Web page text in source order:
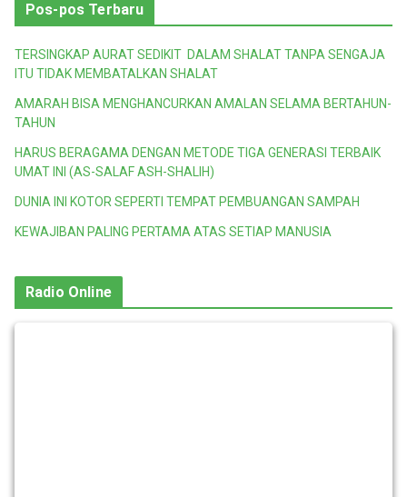
Pos-pos Terbaru
TERSINGKAP AURAT SEDIKIT DALAM SHALAT TANPA SENGAJA
ITU TIDAK MEMBATALKAN SHALAT
AMARAH BISA MENGHANCURKAN AMALAN SELAMA BERTAHUN-
TAHUN
HARUS BERAGAMA DENGAN METODE TIGA GENERASI TERBAIK
UMAT INI (AS-SALAF ASH-SHALIH)
DUNIA INI KOTOR SEPERTI TEMPAT PEMBUANGAN SAMPAH
KEWAJIBAN PALING PERTAMA ATAS SETIAP MANUSIA
Radio Online